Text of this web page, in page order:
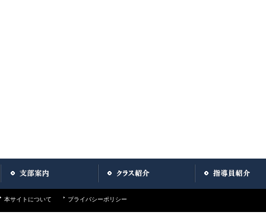
本サイトについて プライバシーポリシー